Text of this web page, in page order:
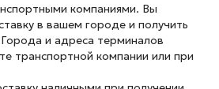
компаниями. Вы
в вашем городе и получить
и адреса терминалов
транспортной компании или при